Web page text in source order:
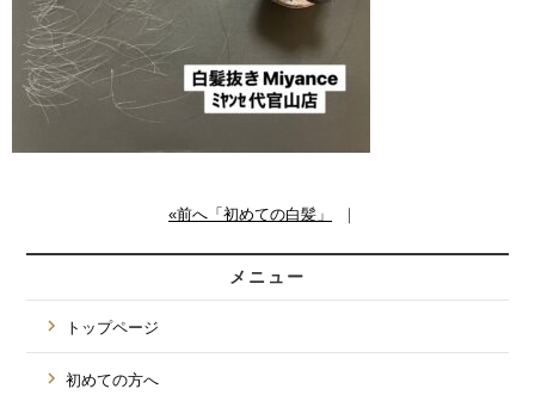
«前へ「初めての白髪」 ｜
メニュー
トップページ
初めての方へ